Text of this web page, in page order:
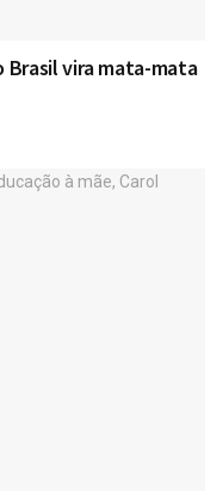
Brasil vira mata-mata